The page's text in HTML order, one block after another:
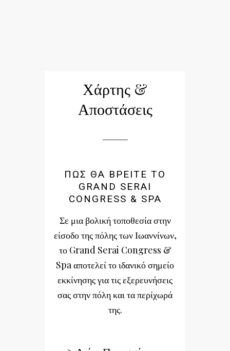
Χάρτης &
Αποστάσεις
ΠΩΣ ΘΑ ΒΡΕΙΤΕ ΤΟ
GRAND SERAI
CONGRESS & SPA
Σε μια βολική τοποθεσία στην
είσοδο της πόλης των Ιωαννίνων,
το Grand Serai Congress &
Spa αποτελεί το ιδανικό σημείο
εκκίνησης για τις εξερευνήσεις
σας στην πόλη και τα περίχωρά
της.